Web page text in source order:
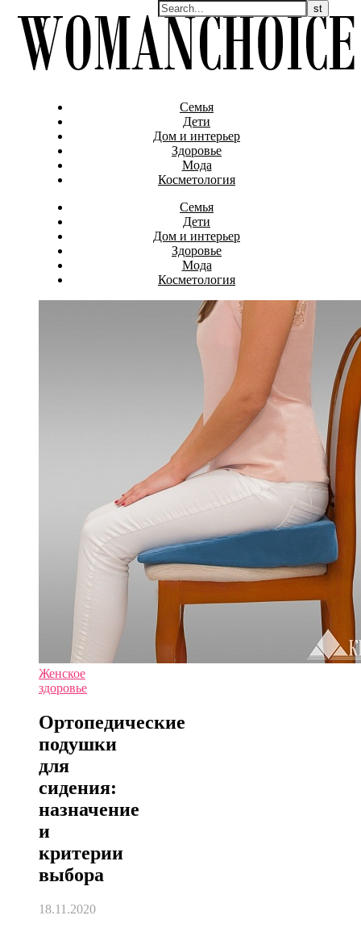
Семья
Дети
Дом и интерьер
Здоровье
Мода
Косметология
Семья
Дети
Дом и интерьер
Здоровье
Мода
Косметология
Женское
здоровье
Ортопедические
подушки
для
сидения:
назначение
и
критерии
выбора
18.11.2020